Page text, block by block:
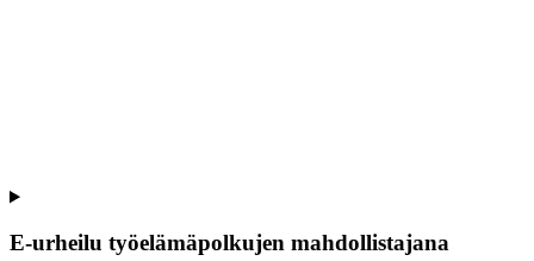
E-urheilu työelämäpolkujen mahdollistajana